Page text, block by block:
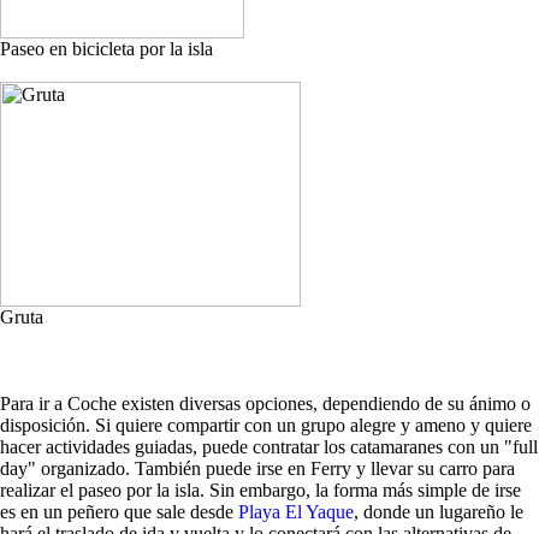
Paseo en bicicleta por la isla
Gruta
Para ir a Coche existen diversas opciones, dependiendo de su ánimo o
disposición. Si quiere compartir con un grupo alegre y ameno y quiere
hacer actividades guiadas, puede contratar los catamaranes con un "full
day" organizado. También puede irse en Ferry y llevar su carro para
realizar el paseo por la isla. Sin embargo, la forma más simple de irse
es en un peñero que sale desde Playa El Yaque, donde un lugareño le